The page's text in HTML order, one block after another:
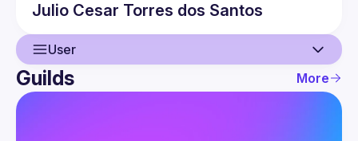
Julio Cesar Torres dos Santos
User
User
Guilds More